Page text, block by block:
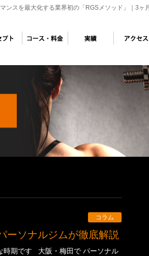
ンスを最大化する業界初の「RGSメソッド」｜3
コラム
ーソナルジムが徹底解説
時期です 大阪・梅田で パーソナル